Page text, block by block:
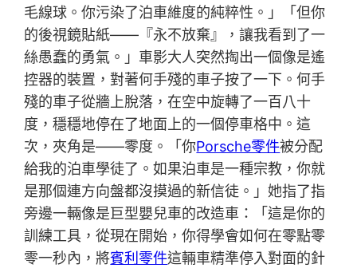
毛線球。你污染了泊車維度的純粹性。」「但你
的後視鏡貼紙——『永不放棄』，讓我看到了一
絲愚蠢的勇氣。」車影大人突然掏出一個像是遙
控器的裝置，對著何手殘的車子按了一下。何手
殘的車子從牆上脫落，在空中旋轉了一百八十
度，穩穩地停在了地面上的一個停車格中。這
次，夾角是——零度。「你Porsche零件被分配
給我的泊車學徒了。如果泊車是一種宗教，你就
是那個連方向盤都沒摸過的新信徒。」她指了指
旁邊一輛像是巨型嬰兒車的改造車：「這是你的
訓練工具，從現在開始，你得學會如何在零點零
零一秒內，將賓利零件這輛車精準停入對面的針